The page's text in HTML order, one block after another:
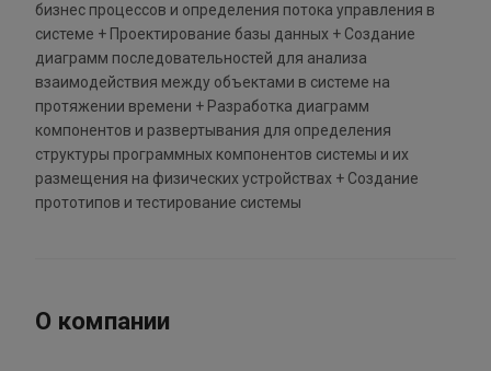
бизнес процессов и определения потока управления в
системе + Проектирование базы данных + Создание
диаграмм последовательностей для анализа
взаимодействия между объектами в системе на
протяжении времени + Разработка диаграмм
компонентов и развертывания для определения
структуры программных компонентов системы и их
размещения на физических устройствах + Создание
прототипов и тестирование системы
О компании